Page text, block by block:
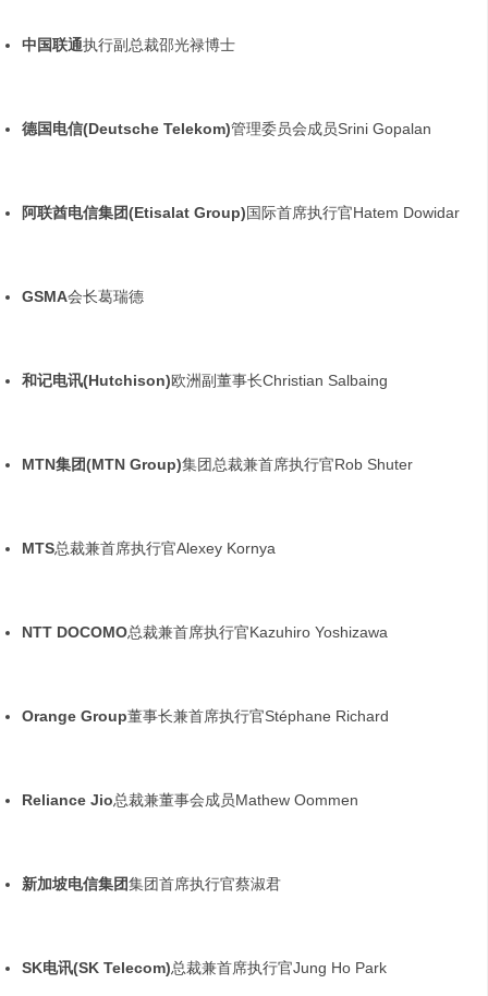
中国联通执行副总裁邵光禄博士
德国电信(Deutsche Telekom)管理委员会成员Srini Gopalan
阿联酋电信集团(Etisalat Group)国际首席执行官Hatem Dowidar
GSMA会长葛瑞德
和记电讯(Hutchison)欧洲副董事长Christian Salbaing
MTN集团(MTN Group)集团总裁兼首席执行官Rob Shuter
MTS总裁兼首席执行官Alexey Kornya
NTT DOCOMO总裁兼首席执行官Kazuhiro Yoshizawa
Orange Group董事长兼首席执行官Stéphane Richard
Reliance Jio总裁兼董事会成员Mathew Oommen
新加坡电信集团集团首席执行官蔡淑君
SK电讯(SK Telecom)总裁兼首席执行官Jung Ho Park